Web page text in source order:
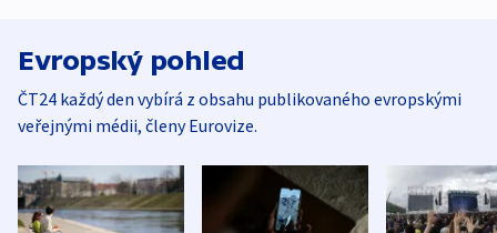
Evropský pohled
ČT24 každý den vybírá z obsahu publikovaného evropskými
veřejnými médii, členy Eurovize.